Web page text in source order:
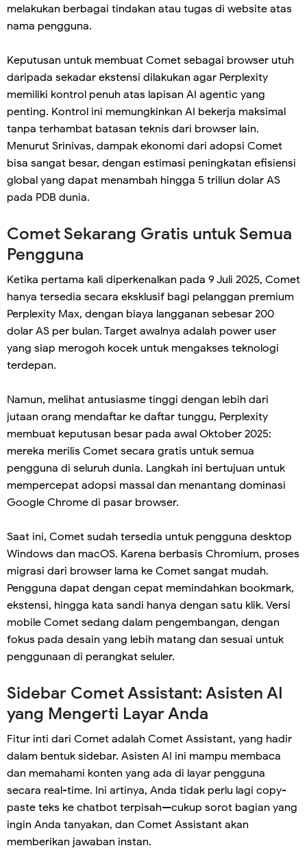
melakukan berbagai tindakan atau tugas di website atas
nama pengguna.
Keputusan untuk membuat Comet sebagai browser utuh
daripada sekadar ekstensi dilakukan agar Perplexity
memiliki kontrol penuh atas lapisan AI agentic yang
penting. Kontrol ini memungkinkan AI bekerja maksimal
tanpa terhambat batasan teknis dari browser lain.
Menurut Srinivas, dampak ekonomi dari adopsi Comet
bisa sangat besar, dengan estimasi peningkatan efisiensi
global yang dapat menambah hingga 5 triliun dolar AS
pada PDB dunia.
Comet Sekarang Gratis untuk Semua
Pengguna
Ketika pertama kali diperkenalkan pada 9 Juli 2025, Comet
hanya tersedia secara eksklusif bagi pelanggan premium
Perplexity Max, dengan biaya langganan sebesar 200
dolar AS per bulan. Target awalnya adalah power user
yang siap merogoh kocek untuk mengakses teknologi
terdepan.
Namun, melihat antusiasme tinggi dengan lebih dari
jutaan orang mendaftar ke daftar tunggu, Perplexity
membuat keputusan besar pada awal Oktober 2025:
mereka merilis Comet secara gratis untuk semua
pengguna di seluruh dunia. Langkah ini bertujuan untuk
mempercepat adopsi massal dan menantang dominasi
Google Chrome di pasar browser.
Saat ini, Comet sudah tersedia untuk pengguna desktop
Windows dan macOS. Karena berbasis Chromium, proses
migrasi dari browser lama ke Comet sangat mudah.
Pengguna dapat dengan cepat memindahkan bookmark,
ekstensi, hingga kata sandi hanya dengan satu klik. Versi
mobile Comet sedang dalam pengembangan, dengan
fokus pada desain yang lebih matang dan sesuai untuk
penggunaan di perangkat seluler.
Sidebar Comet Assistant: Asisten AI
yang Mengerti Layar Anda
Fitur inti dari Comet adalah Comet Assistant, yang hadir
dalam bentuk sidebar. Asisten AI ini mampu membaca
dan memahami konten yang ada di layar pengguna
secara real-time. Ini artinya, Anda tidak perlu lagi copy-
paste teks ke chatbot terpisah—cukup sorot bagian yang
ingin Anda tanyakan, dan Comet Assistant akan
memberikan jawaban instan.